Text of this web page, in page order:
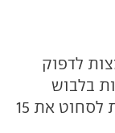
לדפוק
בלבוש
צעקני, עושות עיניים לצלמים. מנסות לסחוט את 15